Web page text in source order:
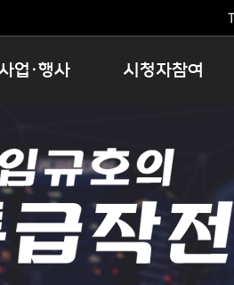
업·행사
교실
방
식문화페스타
시청자참여
시청자의견
시청자위원회
고충처리인
클린센터
시청자불만처리위원회